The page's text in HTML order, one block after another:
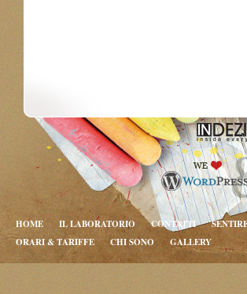
HOME IL LABORATORIO CONTATTI
ORARI & TARIFFE
CHI SONO GALLERY